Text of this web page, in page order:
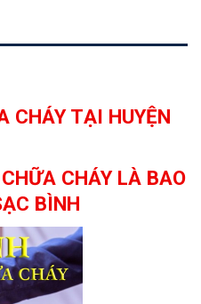
CHÁY TẠI HUYỆN
CHÁY LÀ BAO
BÌNH